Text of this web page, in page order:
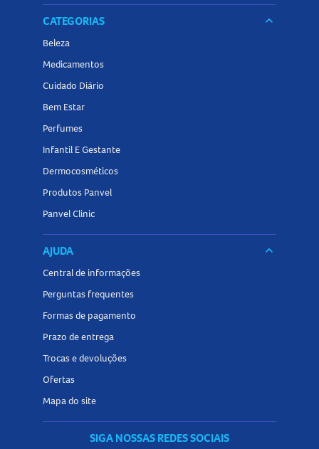
CATEGORIAS keyboard_arrow_down
Beleza
Medicamentos
Cuidado Diário
Bem Estar
Perfumes
Infantil E Gestante
Dermocosméticos
Produtos Panvel
Panvel Clinic
AJUDA keyboard_arrow_down
Central de informações
Perguntas frequentes
Formas de pagamento
Prazo de entrega
Trocas e devoluções
Ofertas
Mapa do site
SIGA NOSSAS REDES SOCIAIS